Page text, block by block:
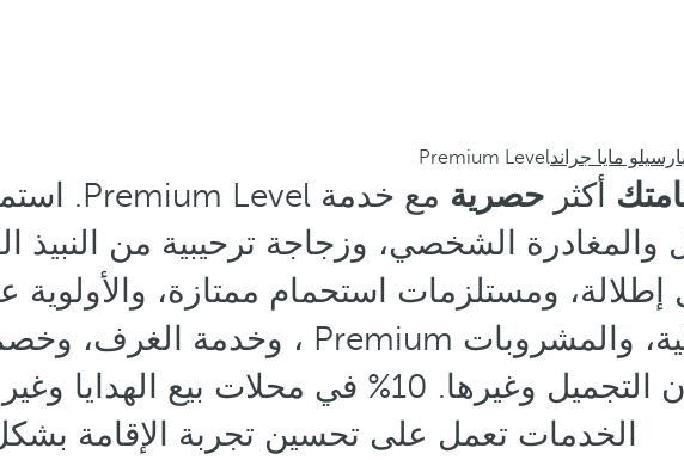
مايا جراندPremium Level
أكثرحصرية مع خدمة Premium Level. استمتع
والمغادرة الشخصي، وزجاجة ترحيبية من النبيذ
إطلالة، ومستلزمات استحمام ممتازة،
وصالون التجميل وغيرها. 10% في محلات بيع
الخدمات تعمل على تحسين تجربة الإقامة